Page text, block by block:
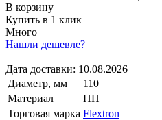
В корзину
Купить в 1 клик
Много
Нашли дешевле?
Дата доставки: 10.08.2026
Диаметр, мм
110
Материал
ПП
Торговая марка Flextron